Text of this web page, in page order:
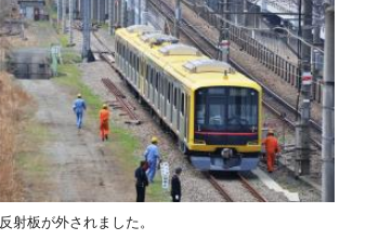
反射板が外されました。